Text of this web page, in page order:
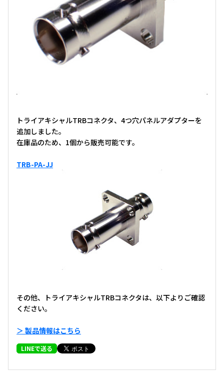
トライアキシャルTRBコネクタ、4つ穴パネルアダプターを
追加しました。
在庫品のため、1個から販売可能です。
TRB-PA-JJ
その他、トライアキシャルTRBコネクタは、以下よりご確認
ください。
＞ 製品情報はこちら
LINEで送る